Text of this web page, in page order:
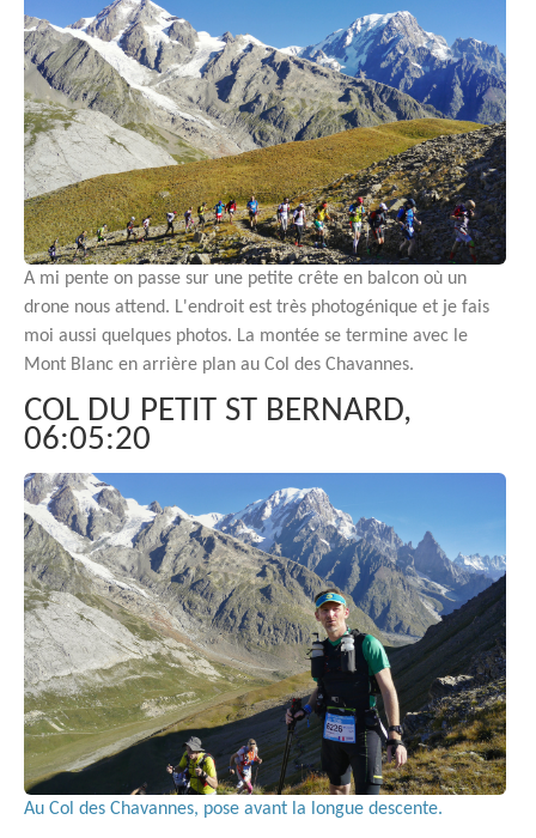
A mi pente on passe sur une petite crête en balcon où un
drone nous attend. L'endroit est très photogénique et je fais
moi aussi quelques photos. La montée se termine avec le
Mont Blanc en arrière plan au Col des Chavannes.
COL DU PETIT ST BERNARD,
06:05:20
Au Col des Chavannes, pose avant la longue descente.